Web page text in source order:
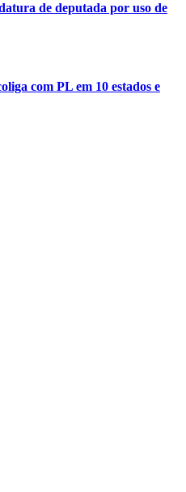
de deputada por uso de
com PL em 10 estados e